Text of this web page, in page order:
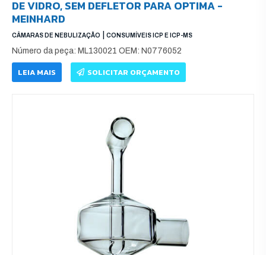
DE VIDRO, SEM DEFLETOR PARA OPTIMA -
MEINHARD
CÂMARAS DE NEBULIZAÇÃO CONSUMÍVEIS ICP E ICP-MS
Número da peça: ML130021 OEM: N0776052
LEIA MAIS SOLICITAR ORÇAMENTO